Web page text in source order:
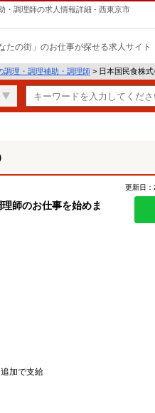
・調理師の求人情報詳細 - 西東京市
なたの街」のお仕事が探せる求人サイト
調理・調理補助・調理師 > 日本国民食株
師のお仕事を始めま
更新日
加で支給